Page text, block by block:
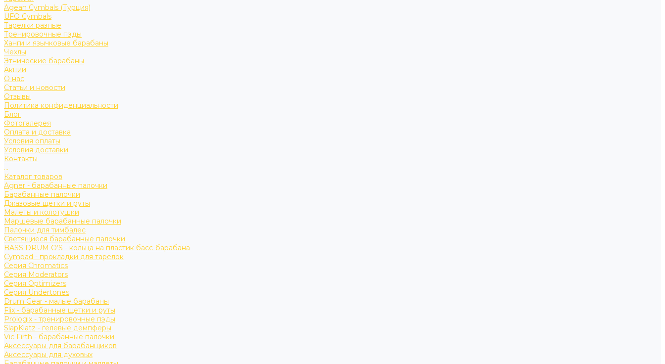
Agean Cymbals (Турция)
UFO Cymbals
Тарелки разные
Тренировочные пэды
Ханги и язычковые барабаны
Чехлы
Этнические барабаны
Акции
О нас
Статьи и новости
Отзывы
Политика конфиденциальности
Блог
Фотогалерея
Оплата и доставка
Условия оплаты
Условия доставки
Контакты
...
Каталог товаров
Agner - барабанные палочки
Барабанные палочки
Джазовые щетки и руты
Малеты и колотушки
Маршевые барабанные палочки
Палочки для тимбалес
Светящиеся барабанные палочки
BASS DRUM O’S - кольца на пластик басс-барабана
Cympad - прокладки для тарелок
Серия Chromatics
Серия Moderators
Серия Optimizers
Серия Undertones
Drum Gear - малые барабаны
Flix - барабанные щетки и руты
Prologix - тренировочные пэды
SlapKlatz - гелевые демпферы
Vic Firth - барабанные палочки
Аксессуары для барабанщиков
Аксессуары для духовых